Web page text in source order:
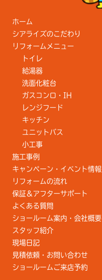
ホーム
シアライズのこだわり
リフォームメニュー
トイレ
給湯器
洗面化粧台
ガスコンロ・IH
レンジフード
キッチン
ユニットバス
小工事
施工事例
キャンペーン・イベント情報
リフォームの流れ
保証＆アフターサポート
よくある質問
ショールーム案内・会社概要
スタッフ紹介
現場日記
見積依頼・お問い合わせ
ショールームご来店予約